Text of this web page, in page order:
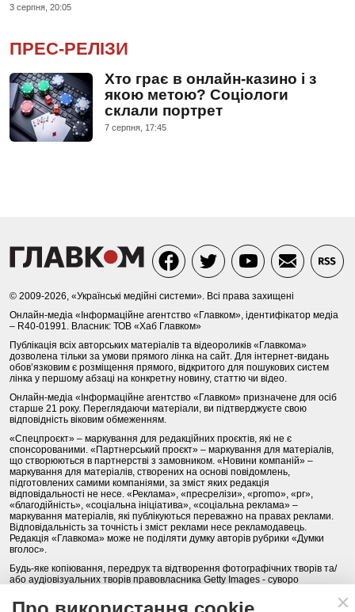
3 серпня, 20:05
ПРЕС-РЕЛІЗИ
Хто грає в онлайн-казино і з
якою метою? Соціологи
склали портрет
7 серпня, 17:45
© 2009-2026, «Українські медійні системи». Всі права захищені
Онлайн-медіа «Інформаційне агентство «Главком», ідентифікатор медіа
– R40-01991. Власник: ТОВ «Хаб Главком»
Публікація всіх авторських матеріалів та відеороликів «Главкома»
дозволена тільки за умови прямого лінка на сайт. Для інтернет-видань
обов’язковим є розміщення прямого, відкритого для пошукових систем
лінка у першому абзаці на конкретну новину, статтю чи відео.
Онлайн-медіа «Інформаційне агентство «Главком» призначене для осіб
старше 21 року. Переглядаючи матеріали, ви підтверджуєте свою
відповідність віковим обмеженням.
«Спецпроєкт» – маркування для редакційних проєктів, які не є
спонсорованими. «Партнерський проєкт» – маркування для матеріалів,
що створюються в партнерстві з замовником. «Новини компаній» –
маркування для матеріалів, створених на основі повідомлень,
підготовлених самими компаніями, за зміст яких редакція
відповідальності не несе. «Реклама», «пресрелізи», «promo», «pr»,
«благодійність», «соціальна ініціатива», «соціальна реклама» –
маркування матеріалів, які публікуються переважно на правах реклами.
Відповідальність за точність і зміст реклами несе рекламодавець.
Редакція «Главкома» може не поділяти думку авторів рубрики «Думки
вголос».
Будь-яке копіювання, передрук та відтворення фотографічних творів та/
або аудіовізуальних творів правовласника Getty Images - суворо
Політика конфіденційності (Privacy Policy). Правила сайту